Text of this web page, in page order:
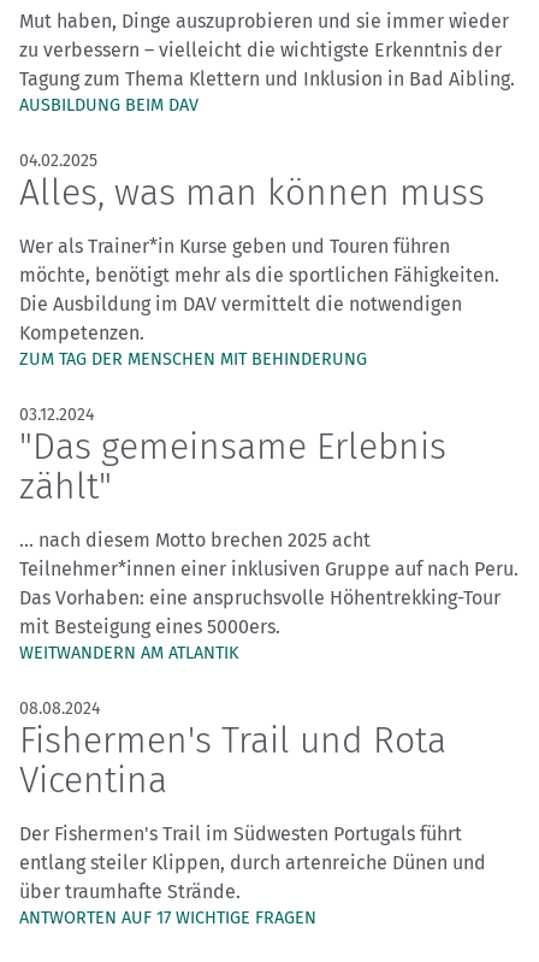
Mut haben, Dinge auszuprobieren und sie immer wieder
zu verbessern – vielleicht die wichtigste Erkenntnis der
Tagung zum Thema Klettern und Inklusion in Bad Aibling.
AUSBILDUNG BEIM DAV
04.02.2025
Alles, was man können muss
Wer als Trainer*in Kurse geben und Touren führen
möchte, benötigt mehr als die sportlichen Fähigkeiten.
Die Ausbildung im DAV vermittelt die notwendigen
Kompetenzen.
ZUM TAG DER MENSCHEN MIT BEHINDERUNG
03.12.2024
"Das gemeinsame Erlebnis
zählt"
... nach diesem Motto brechen 2025 acht
Teilnehmer*innen einer inklusiven Gruppe auf nach Peru.
Das Vorhaben: eine anspruchsvolle Höhentrekking-Tour
mit Besteigung eines 5000ers.
WEITWANDERN AM ATLANTIK
08.08.2024
Fishermen's Trail und Rota
Vicentina
Der Fishermen's Trail im Südwesten Portugals führt
entlang steiler Klippen, durch artenreiche Dünen und
über traumhafte Strände.
ANTWORTEN AUF 17 WICHTIGE FRAGEN